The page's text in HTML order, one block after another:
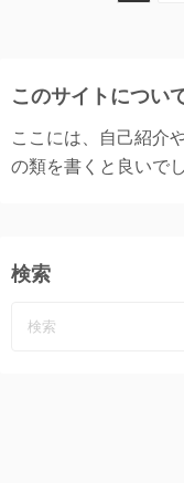
ペ
ー
り
このサイトについ
ここには、自己紹介
の類を書くと良いで
検索